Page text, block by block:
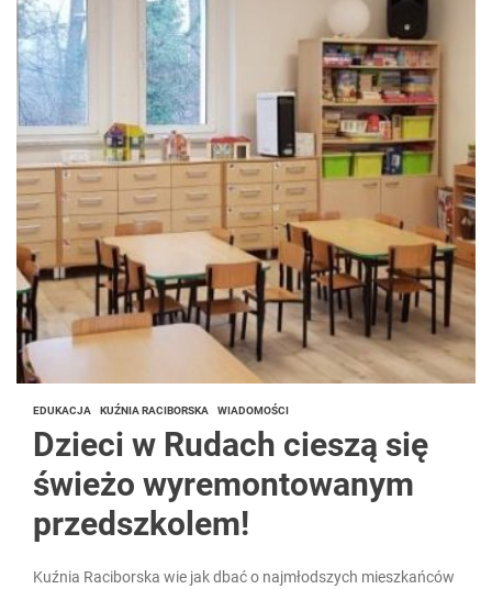
EDUKACJA KUŹNIA RACIBORSKA WIADOMOŚCI
Dzieci w Rudach cieszą się
świeżo wyremontowanym
przedszkolem!
Kuźnia Raciborska wie jak dbać o najmłodszych mieszkańców